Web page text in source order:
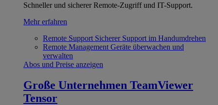
Schneller und sicherer Remote-Zugriff und IT-Support.
Mehr erfahren
Remote Support Sicherer Support im Handumdrehen
Remote Management Geräte überwachen und
verwalten
Abos und Preise anzeigen
Große Unternehmen TeamViewer
Tensor